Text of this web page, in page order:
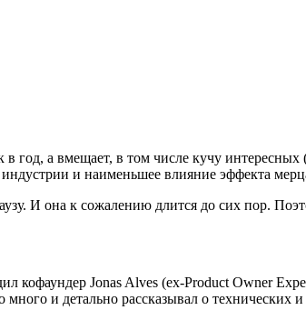
год, а вмещает, в том числе кучу
и наименьшее влияние эффекта
И она к сожалению длится до сих пор.
кофаундер Jonas Alves (ex-Product Owner
и детально рассказывал о технических и